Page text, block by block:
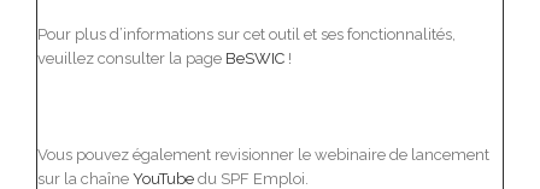
Pour plus d’informations sur cet outil et ses fonctionnalités,
veuillez consulter la page BeSWIC !
Vous pouvez également revisionner le webinaire de lancement
sur la chaîne YouTube du SPF Emploi.